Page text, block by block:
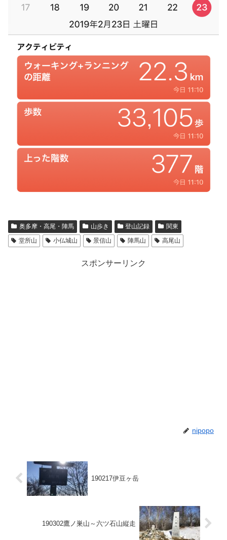
奥多摩・高尾・陣馬 山歩き 登山記録
関東
堂所山
小仏城山 景信山 陣馬山 高尾山
スポンサーリンク
nipopo
190217伊豆ヶ岳
190302鷹ノ巣山～六ツ石山縦走